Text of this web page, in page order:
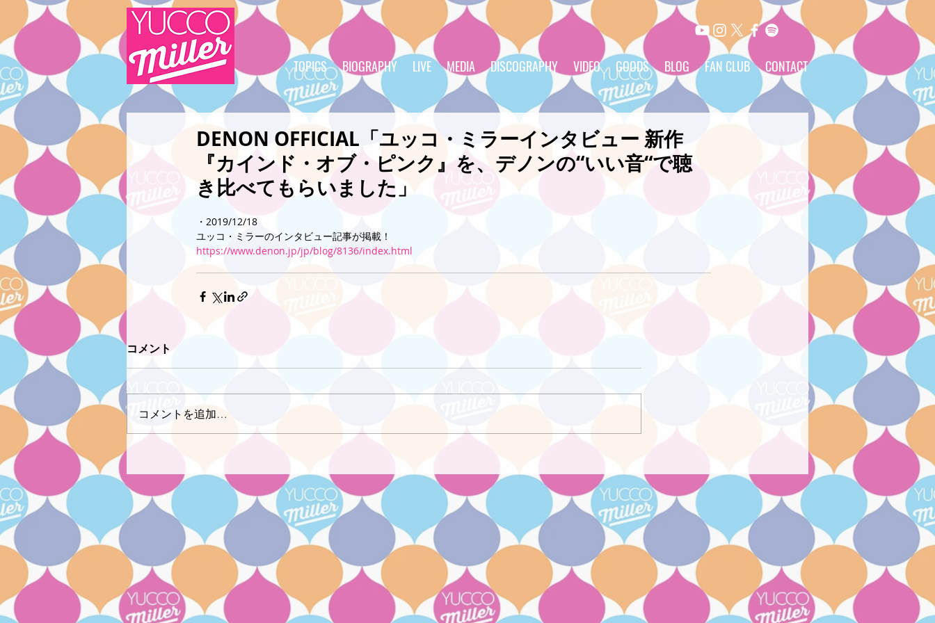
TOPICS BIOGRAPHY LIVE MEDIA DISCOGRAPHY VIDEO GOODS BLOG FAN CLUB CONTACT
DENON OFFICIAL「ユッコ・ミラーインタビュー 新作
『カインド・オブ・ピンク』を、デノンの“いい音“で聴
き比べてもらいました」
・2019/12/18
ユッコ・ミラーのインタビュー記事が掲載！
https://www.denon.jp/jp/blog/8136/index.html
コメント
コメントを追加…